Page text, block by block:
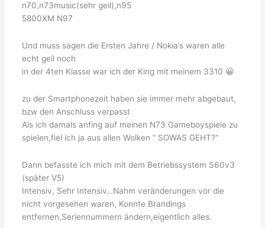
n70,n73music(sehr geil),n95
5800XM N97
Und muss sagen die Ersten Jahre / Nokia’s waren alle
echt geil noch
in der 4ten Klasse war ich der King mit meinem 3310 😀
zu der Smartphonezeit haben sie immer mehr abgebaut,
bzw den Anschluss verpasst
Als ich damals anfing auf meinen N73 Gameboyspiele zu
spielen,fiel ich ja aus allen Wolken “ SOWAS GEHT?“
Dann befasste ich mich mit dem Betriebssystem S60v3
(später V5)
Intensiv, Sehr Intensiv…Nahm veränderungen vor die
nicht vorgesehen waren, Konnte Brandings
entfernen,Seriennummern ändern,eigentlich alles.